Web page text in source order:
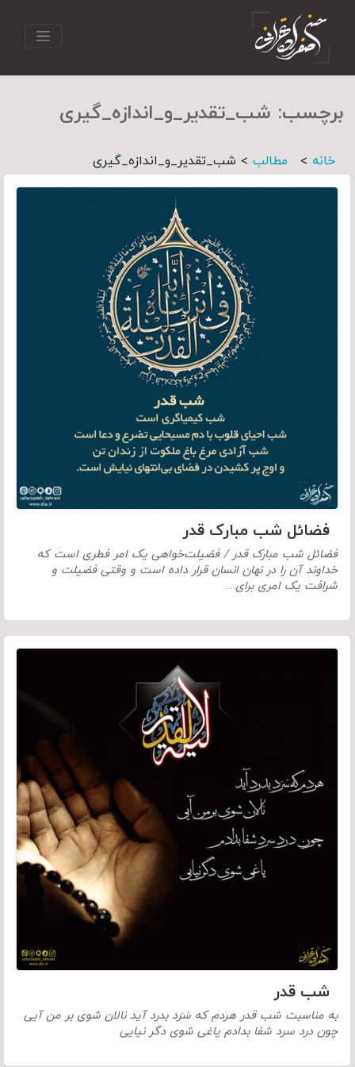
برچسب: شب_تقدیر_و_اندازه_گیری
خانه > مطالب > شب_تقدیر_و_اندازه_گیری
فضائل شب مبارک قدر
فضائل شب مبارک قدر / فضیلت‌خواهی یک امر فطری است که
خداوند آن را در نهان انسان قرار داده است و وقتی فضیلت و
شرافت یک امری برای…
شب قدر
به مناسبت شب قدر هردم که سَرَد بدرد آید نالان شوی بر من آیی
چون درد سرد شفا بدادم یاغی شوی دگر نیایی